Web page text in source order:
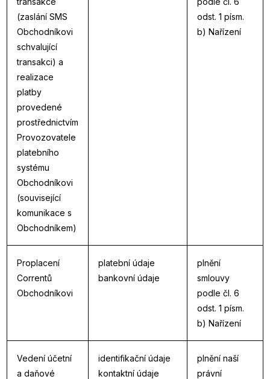
(zaslání SMS
Obchodníkovi
schvalující
transakci) a
realizace
platby
provedené
prostřednictvím
Provozovatele
platebního
systému
Obchodníkovi
(související
komunikace s
Obchodníkem)
odst. 1 písm.
b) Nařízení
Proplacení
Correntů
Obchodníkovi
platební údaje
bankovní údaje
plnění
smlouvy
podle čl. 6
odst. 1 písm.
b) Nařízení
Vedení účetní
a daňové
identifikační údaje
kontaktní údaje
plnění naší
právní